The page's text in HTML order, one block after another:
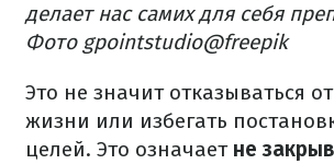
делает нас самих для себя
Фото gpointstudio@freepik
Это не значит отказываться
жизни или избегать
целей. Это означает не